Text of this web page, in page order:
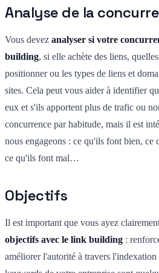
Analyse de la
Vous devez analyser si votre
building, si elle achète des liens,
positionner ou les types de liens et
sites. Cela peut vous aider à identifier
eux et s'ils apportent plus de trafic ou
concurrence par habitude, mais il est
nous engageons : ce qu'ils font bien, ce
ce qu'ils font mal…
Objectifs
Il est important que vous ayez
objectifs avec le link building :
améliorer l'autorité à travers